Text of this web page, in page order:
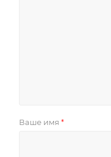
Ваше имя *